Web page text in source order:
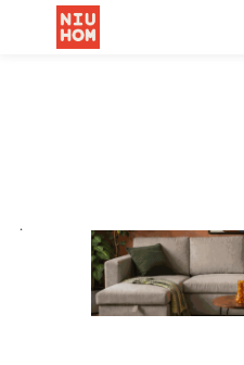
.